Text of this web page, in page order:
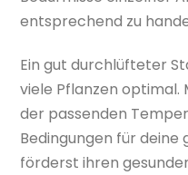
entsprechend zu
Ein gut durchlüfteter
viele Pflanzen optimal.
der passenden
Bedingungen für deine
förderst ihren